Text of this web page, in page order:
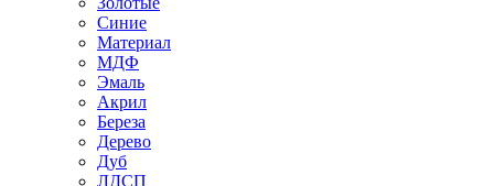
Синие
Материал
МДФ
Эмаль
Акрил
Береза
Дерево
Дуб
ЛДСП